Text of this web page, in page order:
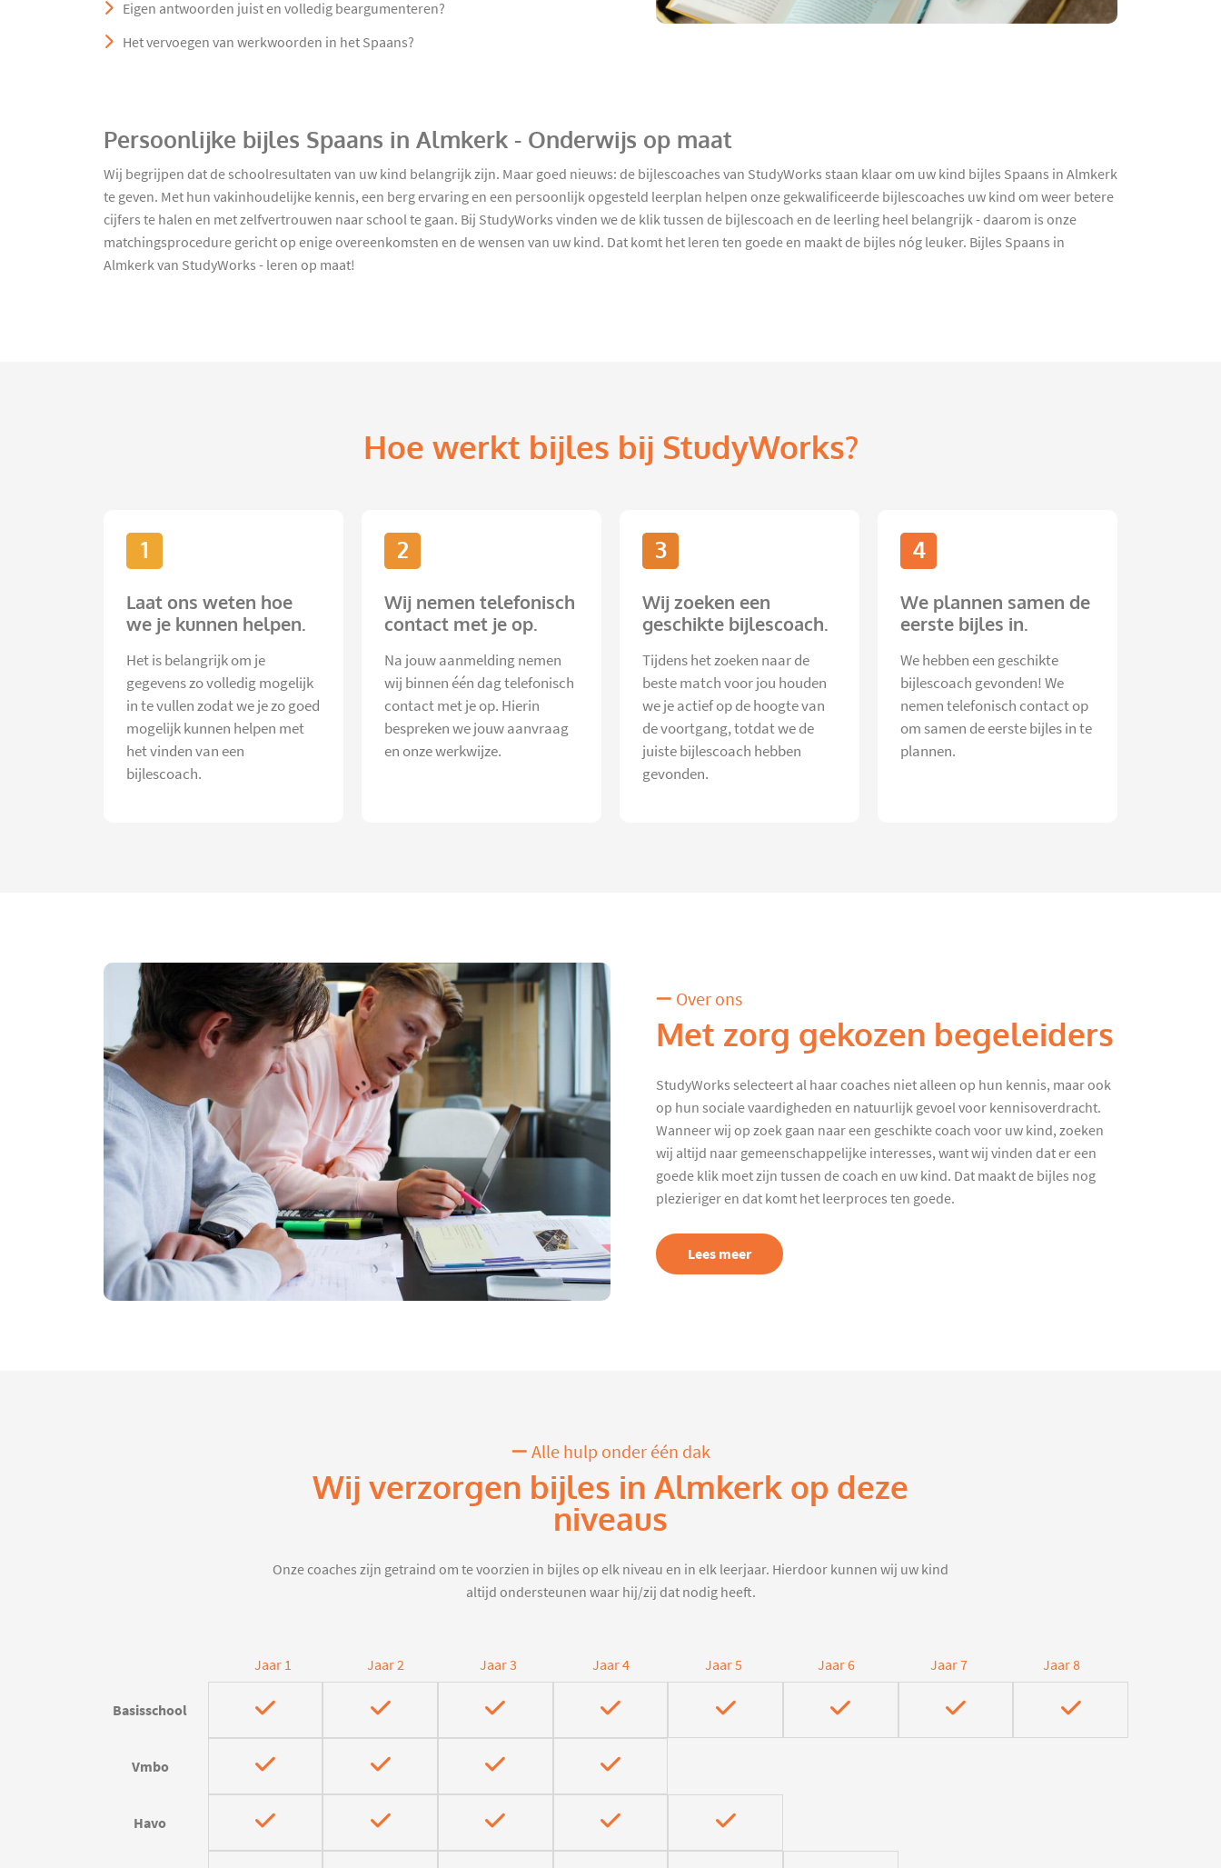
Eigen antwoorden juist en volledig beargumenteren?
Het vervoegen van werkwoorden in het Spaans?
Persoonlijke bijles Spaans in Almkerk - Onderwijs op maat
Wij begrijpen dat de schoolresultaten van uw kind belangrijk zijn. Maar goed nieuws: de bijlescoaches van StudyWorks staan klaar om uw kind bijles Spaans in Almkerk
te geven. Met hun vakinhoudelijke kennis, een berg ervaring en een persoonlijk opgesteld leerplan helpen onze gekwalificeerde bijlescoaches uw kind om weer betere
cijfers te halen en met zelfvertrouwen naar school te gaan. Bij StudyWorks vinden we de klik tussen de bijlescoach en de leerling heel belangrijk - daarom is onze
matchingsprocedure gericht op enige overeenkomsten en de wensen van uw kind. Dat komt het leren ten goede en maakt de bijles nóg leuker. Bijles Spaans in
Almkerk van StudyWorks - leren op maat!
Hoe werkt bijles bij StudyWorks?
1
Laat ons weten hoe
we je kunnen helpen.
Het is belangrijk om je
gegevens zo volledig mogelijk
in te vullen zodat we je zo goed
mogelijk kunnen helpen met
het vinden van een
bijlescoach.
2
Wij nemen telefonisch
contact met je op.
Na jouw aanmelding nemen
wij binnen één dag telefonisch
contact met je op. Hierin
bespreken we jouw aanvraag
en onze werkwijze.
3
Wij zoeken een
geschikte bijlescoach.
Tijdens het zoeken naar de
beste match voor jou houden
we je actief op de hoogte van
de voortgang, totdat we de
juiste bijlescoach hebben
gevonden.
4
We plannen samen de
eerste bijles in.
We hebben een geschikte
bijlescoach gevonden! We
nemen telefonisch contact op
om samen de eerste bijles in te
plannen.
Over ons
Met zorg gekozen begeleiders
StudyWorks selecteert al haar coaches niet alleen op hun kennis, maar ook
op hun sociale vaardigheden en natuurlijk gevoel voor kennisoverdracht.
Wanneer wij op zoek gaan naar een geschikte coach voor uw kind, zoeken
wij altijd naar gemeenschappelijke interesses, want wij vinden dat er een
goede klik moet zijn tussen de coach en uw kind. Dat maakt de bijles nog
plezieriger en dat komt het leerproces ten goede.
Lees meer
Alle hulp onder één dak
Wij verzorgen bijles in Almkerk op deze
niveaus
Onze coaches zijn getraind om te voorzien in bijles op elk niveau en in elk leerjaar. Hierdoor kunnen wij uw kind
altijd ondersteunen waar hij/zij dat nodig heeft.
Jaar 1 Jaar 2 Jaar 3 Jaar 4 Jaar 5 Jaar 6 Jaar 7 Jaar 8
Basisschool
Vmbo
Havo